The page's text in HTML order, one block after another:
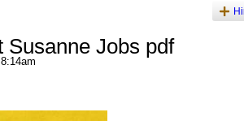
Susanne Jobs pdf